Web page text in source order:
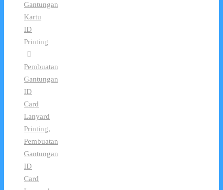
Gantungan
Kartu
ID
Printing
Pembuatan
Gantungan
ID
Card
Lanyard
Printing,
Pembuatan
Gantungan
ID
Card